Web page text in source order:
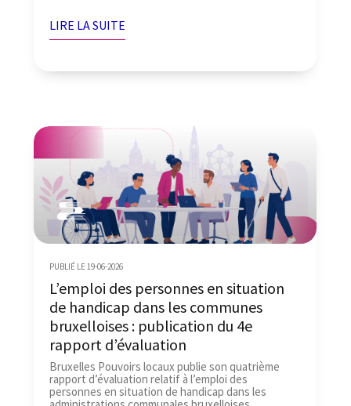
LIRE LA SUITE
L’emploi des personnes en situation
de handicap dans les communes
bruxelloises : publication du 4e
rapport d’évaluation
PUBLIÉ LE 19-06-2026
Bruxelles Pouvoirs locaux publie son quatrième
rapport d’évaluation relatif à l’emploi des
personnes en situation de handicap dans les